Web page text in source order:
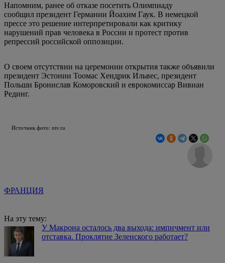
Напомним, ранее об отказе посетить Олимпиаду
сообщил президент Германии Йоахим Гаук. В немецкой
прессе это решение интерпретировали как критику
нарушений прав человека в России и протест против
репрессий российской оппозиции.
О своем отсутствии на церемонии открытия также объявили
президент Эстонии Тоомас Хендрик Ильвес, президент
Польши Бронислав Коморовский и еврокомиссар Вивиан
Рединг.
Источник фото: ntv.ru
ФРАНЦИЯ
На эту тему:
У Макрона осталось два выхода: импичмент или
отставка. Проклятие Зеленского работает?